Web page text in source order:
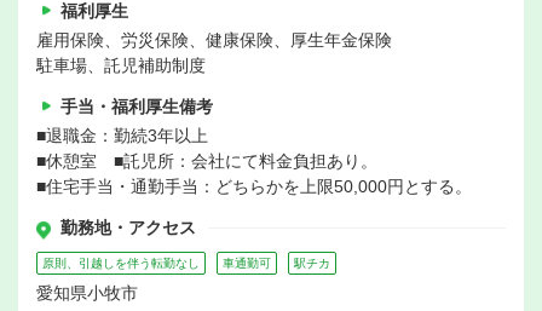
福利厚生
雇用保険、労災保険、健康保険、厚生年金保険
駐車場、託児補助制度
手当・福利厚生備考
■退職金：勤続3年以上
■休憩室 ■託児所：会社にて料金負担あり。
■住宅手当・通勤手当：どちらかを上限50,000円とする。
勤務地・アクセス
原則、引越しを伴う転勤なし 車通勤可 駅チカ
愛知県小牧市